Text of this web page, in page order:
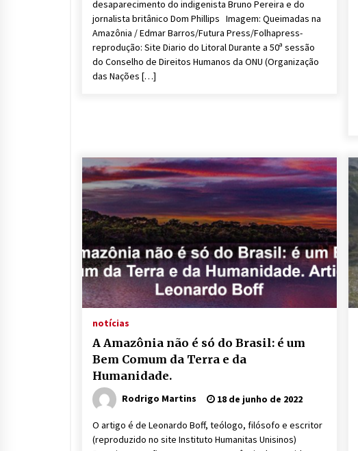
desaparecimento do indigenista Bruno Pereira e do
jornalista britânico Dom Phillips Imagem: Queimadas na
Amazônia / Edmar Barros/Futura Press/Folhapress-
reprodução: Site Diario do Litoral Durante a 50ª sessão
do Conselho de Direitos Humanos da ONU (Organização
das Nações […]
notícias
A Amazônia não é só do Brasil: é um
Bem Comum da Terra e da
Humanidade.
Rodrigo Martins 18 de junho de 2022
O artigo é de Leonardo Boff, teólogo, filósofo e escritor
(reproduzido no site Instituto Humanitas Unisinos)